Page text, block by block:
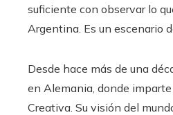
suficiente con observar lo
Argentina. Es un escenario
Desde hace más de una
en Alemania, donde
Creativa. Su visión del